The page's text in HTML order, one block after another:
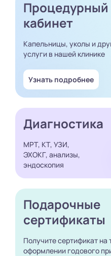
Процедурный
кабинет
Капельницы, уколы и
услуги в нашей клинике
Узнать подробнее
Диагностика
МРТ, КТ, УЗИ,
ЭХОКГ, анализы,
эндоскопия
Подарочные
сертификаты
Получите сертификат на
оформлении годового